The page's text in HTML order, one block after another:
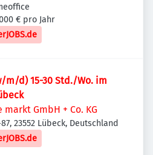
€ pro Jahr
m/d) 15-30 Std./Wo. im
GmbH + Co. KG
23552 Lübeck, Deutschland